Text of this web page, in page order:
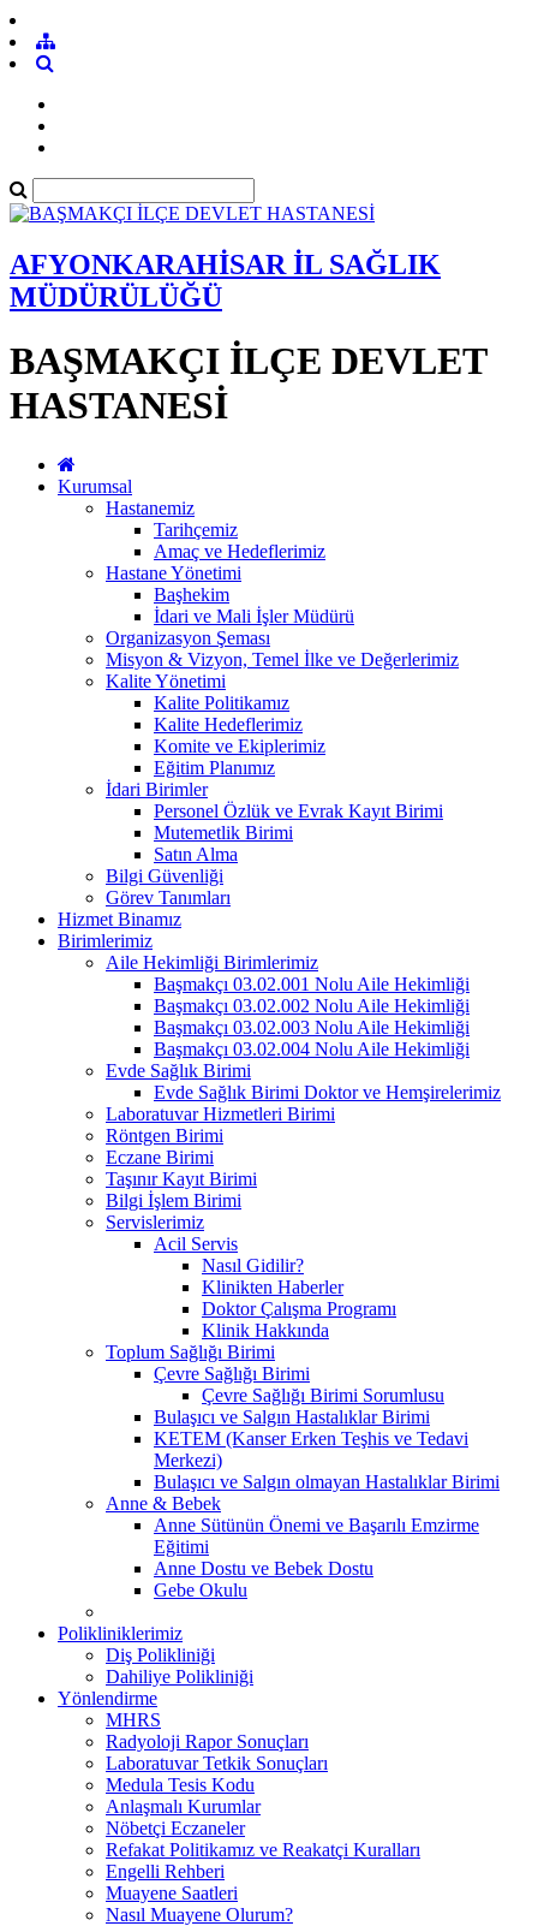
AFYONKARAHİSAR İL SAĞLIK
MÜDÜRÜLÜĞÜ
BAŞMAKÇI İLÇE DEVLET
HASTANESİ
Kurumsal
Hastanemiz
Tarihçemiz
Amaç ve Hedeflerimiz
Hastane Yönetimi
Başhekim
İdari ve Mali İşler Müdürü
Organizasyon Şeması
Misyon & Vizyon, Temel İlke ve Değerlerimiz
Kalite Yönetimi
Kalite Politikamız
Kalite Hedeflerimiz
Komite ve Ekiplerimiz
Eğitim Planımız
İdari Birimler
Personel Özlük ve Evrak Kayıt Birimi
Mutemetlik Birimi
Satın Alma
Bilgi Güvenliği
Görev Tanımları
Hizmet Binamız
Birimlerimiz
Aile Hekimliği Birimlerimiz
Başmakçı 03.02.001 Nolu Aile Hekimliği
Başmakçı 03.02.002 Nolu Aile Hekimliği
Başmakçı 03.02.003 Nolu Aile Hekimliği
Başmakçı 03.02.004 Nolu Aile Hekimliği
Evde Sağlık Birimi
Evde Sağlık Birimi Doktor ve Hemşirelerimiz
Laboratuvar Hizmetleri Birimi
Röntgen Birimi
Eczane Birimi
Taşınır Kayıt Birimi
Bilgi İşlem Birimi
Servislerimiz
Acil Servis
Nasıl Gidilir?
Klinikten Haberler
Doktor Çalışma Programı
Klinik Hakkında
Toplum Sağlığı Birimi
Çevre Sağlığı Birimi
Çevre Sağlığı Birimi Sorumlusu
Bulaşıcı ve Salgın Hastalıklar Birimi
KETEM (Kanser Erken Teşhis ve Tedavi
Merkezi)
Bulaşıcı ve Salgın olmayan Hastalıklar Birimi
Anne & Bebek
Anne Sütünün Önemi ve Başarılı Emzirme
Eğitimi
Anne Dostu ve Bebek Dostu
Gebe Okulu
Polikliniklerimiz
Diş Polikliniği
Dahiliye Polikliniği
Yönlendirme
MHRS
Radyoloji Rapor Sonuçları
Laboratuvar Tetkik Sonuçları
Medula Tesis Kodu
Anlaşmalı Kurumlar
Nöbetçi Eczaneler
Refakat Politikamız ve Reakatçi Kuralları
Engelli Rehberi
Muayene Saatleri
Nasıl Muayene Olurum?